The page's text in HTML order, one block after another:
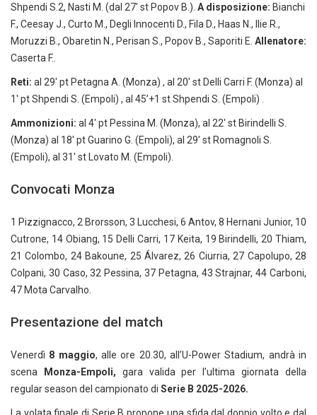
Shpendi S.2, Nasti M. (dal 27′ st Popov B.). A disposizione: Bianchi
F., Ceesay J., Curto M., Degli Innocenti D., Fila D., Haas N., Ilie R.,
Moruzzi B., Obaretin N., Perisan S., Popov B., Saporiti E. Allenatore:
Caserta F..
Reti: al 29′ pt Petagna A. (Monza) , al 20′ st Delli Carri F. (Monza) al
1′ pt Shpendi S. (Empoli) , al 45’+1 st Shpendi S. (Empoli) .
Ammonizioni: al 4′ pt Pessina M. (Monza), al 22′ st Birindelli S.
(Monza) al 18′ pt Guarino G. (Empoli), al 29′ st Romagnoli S.
(Empoli), al 31′ st Lovato M. (Empoli).
Convocati Monza
1 Pizzignacco, 2 Brorsson, 3 Lucchesi, 6 Antov, 8 Hernani Junior, 10
Cutrone, 14 Obiang, 15 Delli Carri, 17 Keita, 19 Birindelli, 20 Thiam,
21 Colombo, 24 Bakoune, 25 Álvarez, 26 Ciurria, 27 Capolupo, 28
Colpani, 30 Caso, 32 Pessina, 37 Petagna, 43 Strajnar, 44 Carboni,
47 Mota Carvalho.
Presentazione del match
Venerdì 8 maggio, alle ore 20.30, all’U-Power Stadium, andrà in
scena
Monza-Empoli, gara valida per l’ultima giornata della
regular season del campionato di Serie B 2025-2026.
La volata finale di Serie B propone una sfida dal doppio volto e dal